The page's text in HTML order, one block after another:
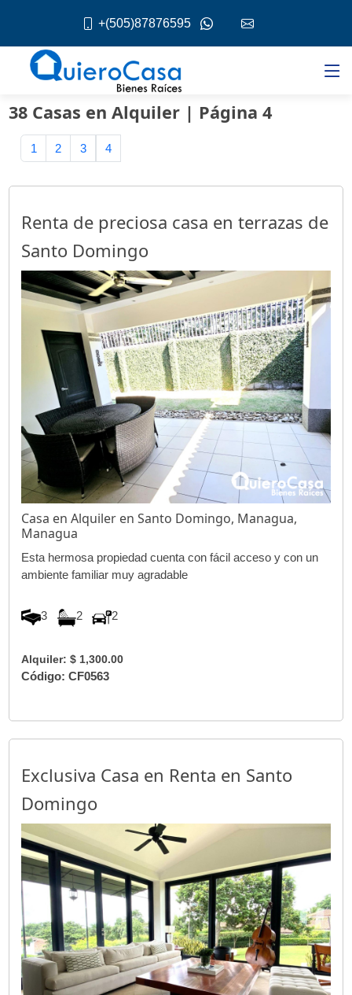
+(505)87876595
38 Casas en Alquiler | Página 4
1 2 3 4
Renta de preciosa casa en terrazas de
Santo Domingo
Casa en Alquiler en Santo Domingo, Managua,
Managua
Esta hermosa propiedad cuenta con fácil acceso y con un
ambiente familiar muy agradable
3 2 2
Alquiler: $ 1,300.00
Código: CF0563
Exclusiva Casa en Renta en Santo
Domingo